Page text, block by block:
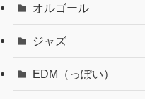
オルゴール
ジャズ
EDM（っぽい）